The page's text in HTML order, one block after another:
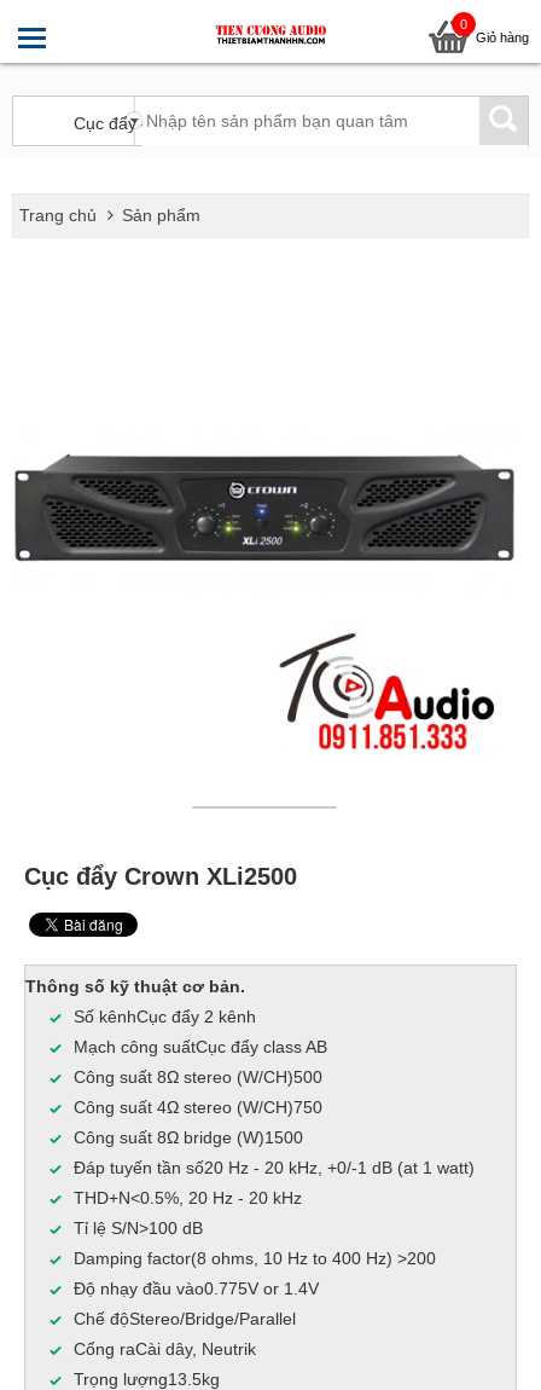
0
Giỏ hàng
Trang chủ Sản phẩm
Cục đẩy Crown XLi2500
Thông số kỹ thuật cơ bản.
Số kênhCục đẩy 2 kênh
Mạch công suấtCục đẩy class AB
Công suất 8Ω stereo (W/CH)500
Công suất 4Ω stereo (W/CH)750
Công suất 8Ω bridge (W)1500
Đáp tuyến tần số20 Hz - 20 kHz, +0/-1 dB (at 1 watt)
THD+N<0.5%, 20 Hz - 20 kHz
Tỉ lệ S/N>100 dB
Damping factor(8 ohms, 10 Hz to 400 Hz) >200
Độ nhạy đầu vào0.775V or 1.4V
Chế độStereo/Bridge/Parallel
Cổng raCài dây, Neutrik
Trọng lượng13.5kg